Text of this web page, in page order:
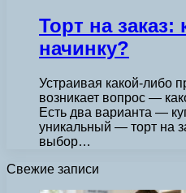
Торт на заказ:
начинку?
Устраивая какой-либо
возникает вопрос —
Есть два варианта —
уникальный — торт на
выбор…
Свежие записи